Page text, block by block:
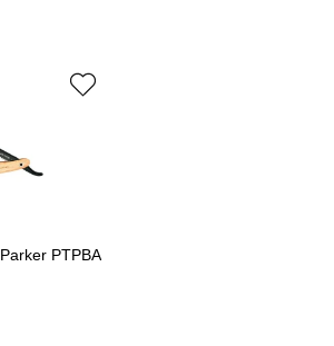
PTPBA